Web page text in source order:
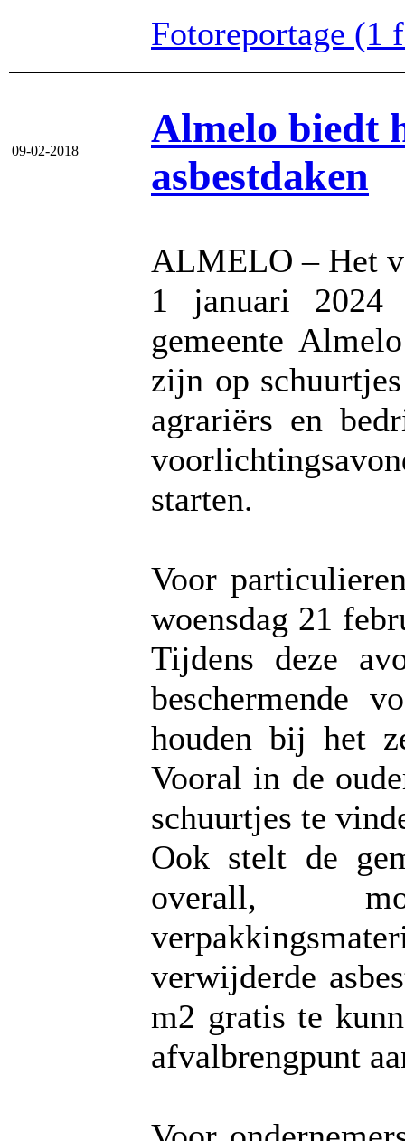
Fotoreportage (1
09-02-2018
Almelo biedt
asbestdaken
ALMELO – Het
1 januari 2024
gemeente
zijn op
agrariërs en
starten.
Voor
woensdag 21
Tijdens deze
beschermende
houden bij het
Vooral in de
schuurtjes te
Ook stelt de
overall,
verwijderde
m2 gratis te
afvalbrengpunt